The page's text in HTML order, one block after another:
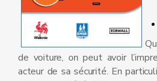
de voiture, on peut avoir
acteur de sa sécurité. En